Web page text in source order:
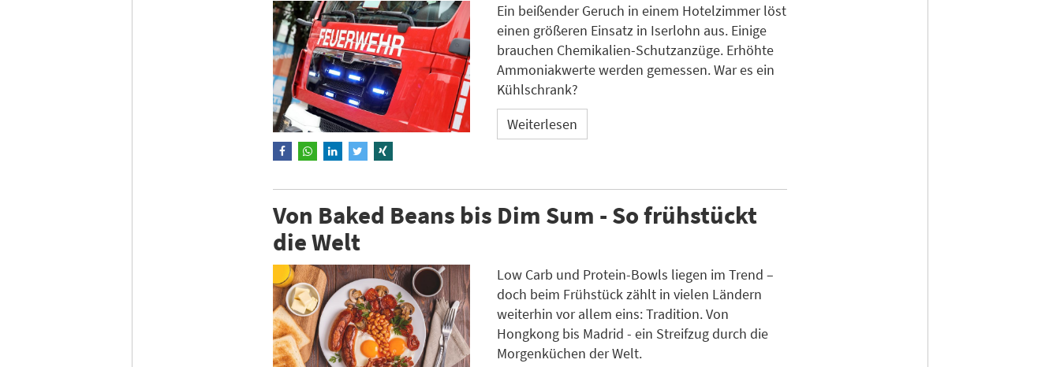
Ein beißender Geruch in einem Hotelzimmer löst
einen größeren Einsatz in Iserlohn aus. Einige
brauchen Chemikalien-Schutzanzüge. Erhöhte
Ammoniakwerte werden gemessen. War es ein
Kühlschrank?
Weiterlesen
Von Baked Beans bis Dim Sum - So frühstückt
die Welt
Low Carb und Protein-Bowls liegen im Trend –
doch beim Frühstück zählt in vielen Ländern
weiterhin vor allem eins: Tradition. Von
Hongkong bis Madrid - ein Streifzug durch die
Morgenküchen der Welt.